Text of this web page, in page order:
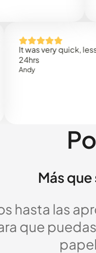
was very quick, less than
Más
hasta las
que